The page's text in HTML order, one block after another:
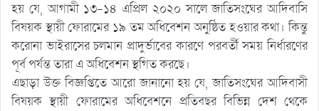
হয় যে, আগামী ১৩-১৪ এপ্রিল ২০২০ সালে জাতিসংঘের আদিবাসি
বিষয়ক স্থায়ী ফোরামের ১৯ তম অধিবেশন অনুষ্ঠিত হওয়ার কথা। কিন্তু
করোনা ভাইরাসের চলমান প্রাদুর্ভাবের কারণে পরবর্তী সময় নির্ধারণের
পূর্ব পর্যন্ত তারা এ অধিবেশন স্থগিত করছে।
এছাড়া উক্ত বিজ্ঞপ্তিতে আরো জানানো হয় যে, জাতিসংঘের আদিবাসী
বিষয়ক স্থায়ী ফোরামের অধিবেশনে প্রতিবছর বিভিন্ন দেশ থেকে